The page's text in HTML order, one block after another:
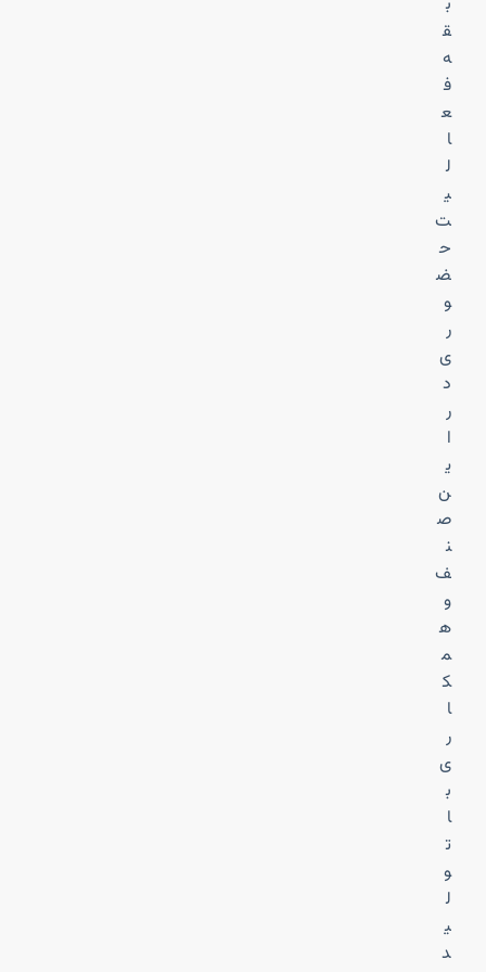
ق
ه
ف
ع
ا
ل
ی
ت
ح
ض
و
ر
ی
د
ر
ا
ی
ن
ص
ن
ف
و
ه
م
ک
ا
ر
ی
ب
ا
ت
و
ل
ی
د